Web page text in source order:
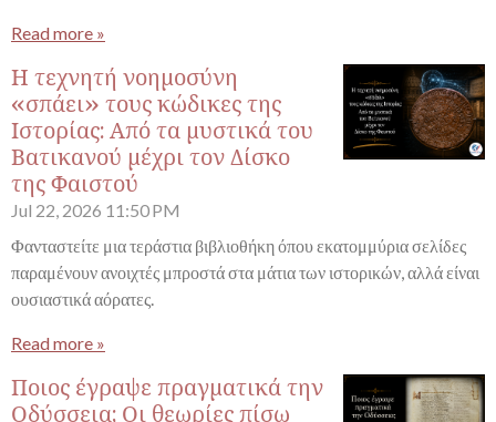
Read more »
Η τεχνητή νοημοσύνη
«σπάει» τους κώδικες της
Ιστορίας: Από τα μυστικά του
Βατικανού μέχρι τον Δίσκο
της Φαιστού
Jul 22, 2026 11:50 PM
Φανταστείτε μια τεράστια βιβλιοθήκη όπου εκατομμύρια σελίδες
παραμένουν ανοιχτές μπροστά στα μάτια των ιστορικών, αλλά είναι
ουσιαστικά αόρατες.
Read more »
Ποιος έγραψε πραγματικά την
Οδύσσεια; Οι θεωρίες πίσω